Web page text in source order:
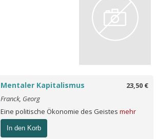
23,50 €
Mentaler Kapitalismus
Franck, Georg
Eine politische Ökonomie des Geistes mehr
In den Korb